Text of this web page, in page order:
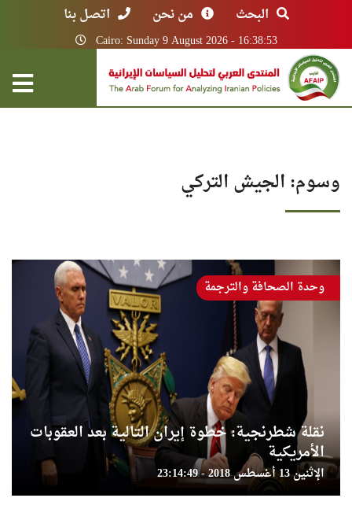
البحث من نحن اتصل بنا
Cairo: Sunday 9 August 2026 - 16:38:53
وسوم: الجيش التركي
نقلة شطرنجية: خطوة إيران التالية بعد العقوبات
الأمريكية
الإثنين 13 أغسطس 2018 - 23:14:49
وحدة الصحافة والترجمة